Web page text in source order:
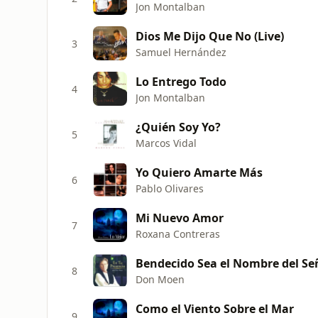
Jon Montalban
3 Dios Me Dijo Que No (Live)
Samuel Hernández
4 Lo Entrego Todo
Jon Montalban
5 ¿Quién Soy Yo?
Marcos Vidal
6 Yo Quiero Amarte Más
Pablo Olivares
7 Mi Nuevo Amor
Roxana Contreras
8 Bendecido Sea el Nombre del
Don Moen
Como el Viento Sobre el Mar